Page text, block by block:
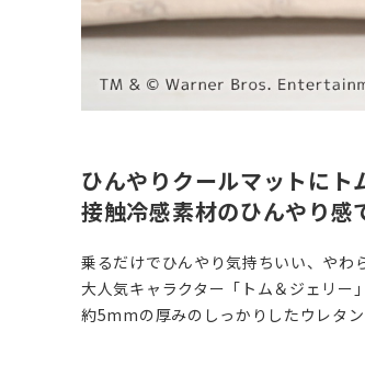
ひんやりクールマットにト
接触冷感素材のひんやり感
乗るだけでひんやり気持ちいい、やわ
大人気キャラクター「トム＆ジェリー
約5mmの厚みのしっかりしたウレタ